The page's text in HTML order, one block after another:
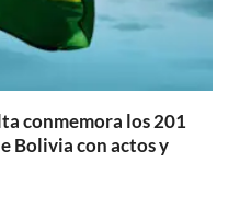
conmemora los 201
Bolivia con actos y